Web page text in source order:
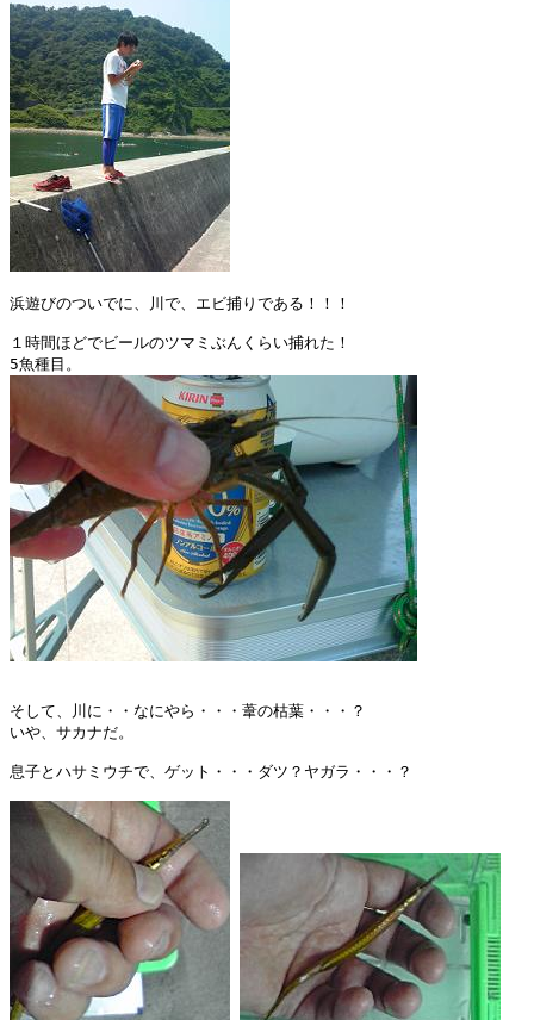
浜遊びのついでに、川で、エビ捕りである！！！
１時間ほどでビールのツマミぶんくらい捕れた！
そして、川に・・なにやら・・・葦の枯葉・・・？
いや、サカナだ。
息子とハサミウチで、ゲット・・・ダツ？ヤガラ・・・？